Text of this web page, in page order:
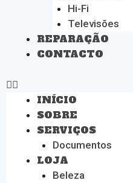
Hi-Fi
Televisões
REPARAÇÃO
CONTACTO
INÍCIO
SOBRE
SERVIÇOS
Documentos
LOJA
Beleza